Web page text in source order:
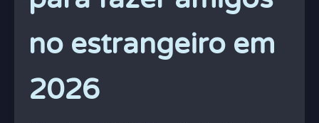
no estrangeiro em
2026